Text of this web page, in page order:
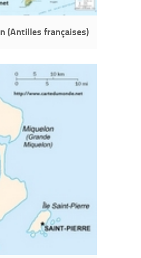
(Antilles françaises)